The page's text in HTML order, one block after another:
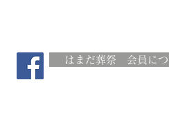
はまだ葬祭 会員に